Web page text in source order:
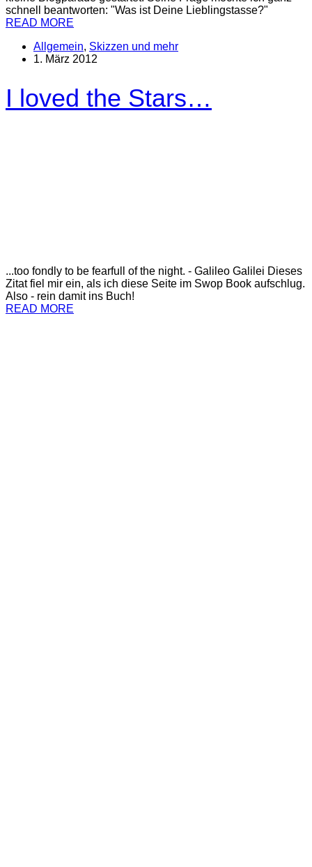
schnell beantworten: "Was ist Deine Lieblingstasse?"
READ MORE
Allgemein, Skizzen und mehr
1. März 2012
I loved the Stars…
...too fondly to be fearfull of the night. - Galileo Galilei Dieses
Zitat fiel mir ein, als ich diese Seite im Swop Book aufschlug.
Also - rein damit ins Buch!
READ MORE